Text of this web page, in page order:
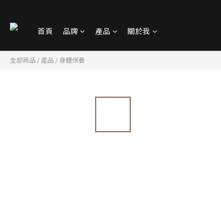
首頁 品牌 產品 關於我
全部商品 / 產品 / 身體保養